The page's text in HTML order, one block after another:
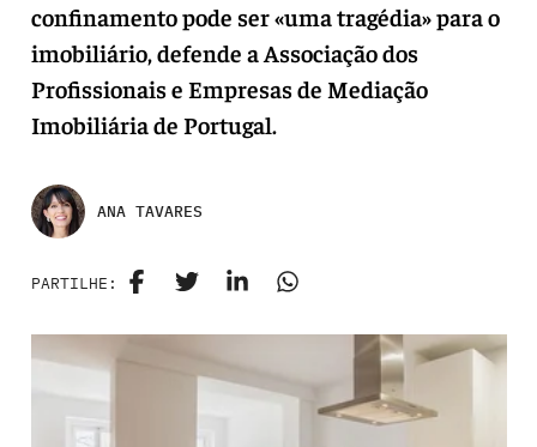
confinamento pode ser «uma tragédia» para o
imobiliário, defende a Associação dos
Profissionais e Empresas de Mediação
Imobiliária de Portugal.
ANA TAVARES
PARTILHE: